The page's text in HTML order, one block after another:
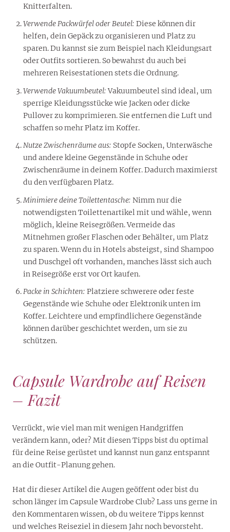
Knitterfalten.
Verwende Packwürfel oder Beutel: Diese können dir
helfen, dein Gepäck zu organisieren und Platz zu
sparen. Du kannst sie zum Beispiel nach Kleidungsart
oder Outfits sortieren. So bewahrst du auch bei
mehreren Reisestationen stets die Ordnung.
Verwende Vakuumbeutel:Vakuumbeutel sind ideal, um
sperrige Kleidungsstücke wie Jacken oder dicke
Pullover zu komprimieren. Sie entfernen die Luft und
schaffen so mehr Platz im Koffer.
Nutze Zwischenräume aus: Stopfe Socken, Unterwäsche
und andere kleine Gegenstände in Schuhe oder
Zwischenräume in deinem Koffer. Dadurch maximierst
du den verfügbaren Platz.
Minimiere deine Toilettentasche: Nimm nur die
notwendigsten Toilettenartikel mit und wähle, wenn
möglich, kleine Reisegrößen. Vermeide das
Mitnehmen großer Flaschen oder Behälter, um Platz
zu sparen. Wenn du in Hotels absteigst, sind Shampoo
und Duschgel oft vorhanden, manches lässt sich auch
in Reisegröße erst vor Ort kaufen.
Packe in Schichten: Platziere schwerere oder feste
Gegenstände wie Schuhe oder Elektronik unten im
Koffer. Leichtere und empfindlichere Gegenstände
können darüber geschichtet werden, um sie zu
schützen.
Capsule Wardrobe auf Reisen
– Fazit
Verrückt, wie viel man mit wenigen Handgriffen
verändern kann, oder? Mit diesen Tipps bist du optimal
für deine Reise gerüstet und kannst nun ganz entspannt
an die Outfit-Planung gehen.
Hat dir dieser Artikel die Augen geöffent oder bist du
schon länger im Capsule Wardrobe Club? Lass uns gerne in
den Kommentaren wissen, ob du weitere Tipps kennst
und welches Reiseziel in diesem Jahr noch bevorsteht.